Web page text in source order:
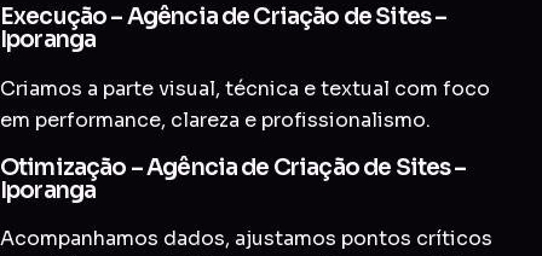
Execução – Agência de Criação de Sites –
Iporanga
Criamos a parte visual, técnica e textual com foco
em performance, clareza e profissionalismo.
Otimização – Agência de Criação de Sites –
Iporanga
Acompanhamos dados, ajustamos pontos críticos